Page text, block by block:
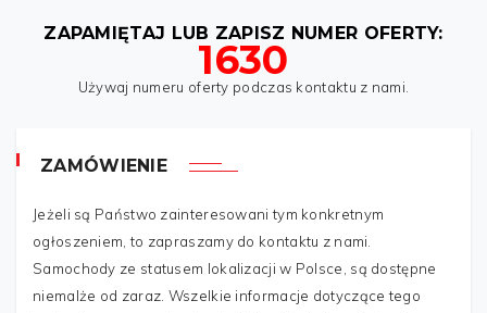
WIADOMOŚĆ*
ZAPAMIĘTAJ LUB ZAPISZ NUMER OFERTY:
1630
Używaj numeru oferty podczas kontaktu z nami.
ZAMÓWIENIE
Jeżeli są Państwo zainteresowani tym konkretnym
ogłoszeniem, to zapraszamy do kontaktu z nami.
Samochody ze statusem lokalizacji w Polsce, są dostępne
niemalże od zaraz. Wszelkie informacje dotyczące tego